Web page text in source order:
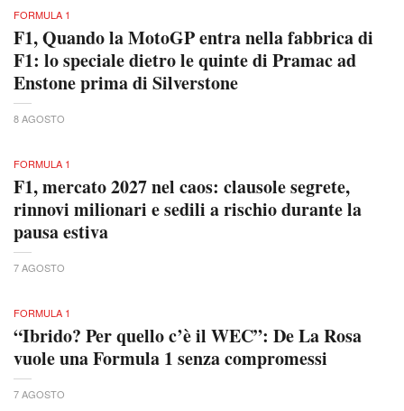
FORMULA 1
F1, Quando la MotoGP entra nella fabbrica di
F1: lo speciale dietro le quinte di Pramac ad
Enstone prima di Silverstone
8 AGOSTO
FORMULA 1
F1, mercato 2027 nel caos: clausole segrete,
rinnovi milionari e sedili a rischio durante la
pausa estiva
7 AGOSTO
FORMULA 1
“Ibrido? Per quello c’è il WEC”: De La Rosa
vuole una Formula 1 senza compromessi
7 AGOSTO